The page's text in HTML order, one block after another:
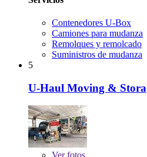
Contenedores U-Box
Camiones para mudanza
Remolques y remolcado
Suministros de mudanza
5
U-Haul Moving &